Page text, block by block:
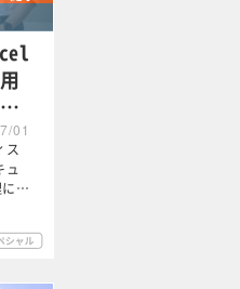
…
01
ス
ュ
に…